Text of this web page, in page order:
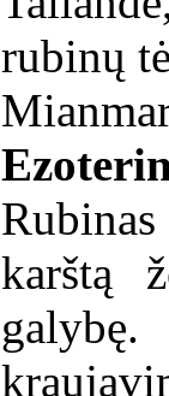
rubinų
karštą